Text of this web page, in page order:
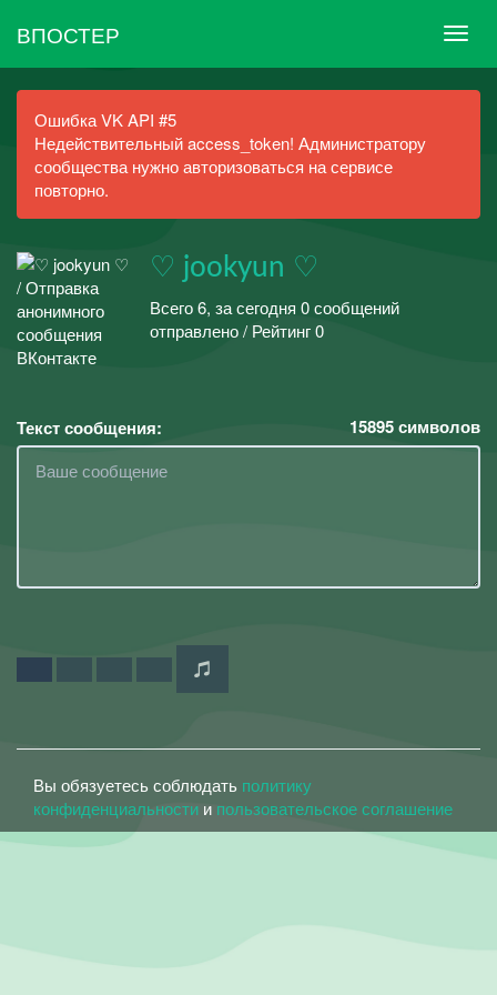
ВПОСТЕР
Ошибка VK API #5
Недействительный access_token! Администратору
сообщества нужно авторизоваться на сервисе
повторно.
♡ jookyun ♡
Всего 6, за сегодня 0 сообщений
отправлено / Рейтинг 0
Текст сообщения: 15895символов
Вы обязуетесь соблюдать политику
конфиденциальности и пользовательское соглашение